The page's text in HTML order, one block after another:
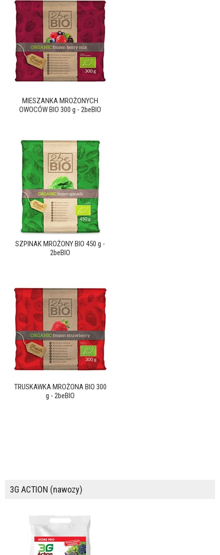
MIESZANKA MROŻONYCH
OWOCÓW BIO 300 g - 2beBIO
SZPINAK MROŻONY BIO 450 g -
2beBIO
TRUSKAWKA MROŻONA BIO 300
g - 2beBIO
3G ACTION (nawozy)